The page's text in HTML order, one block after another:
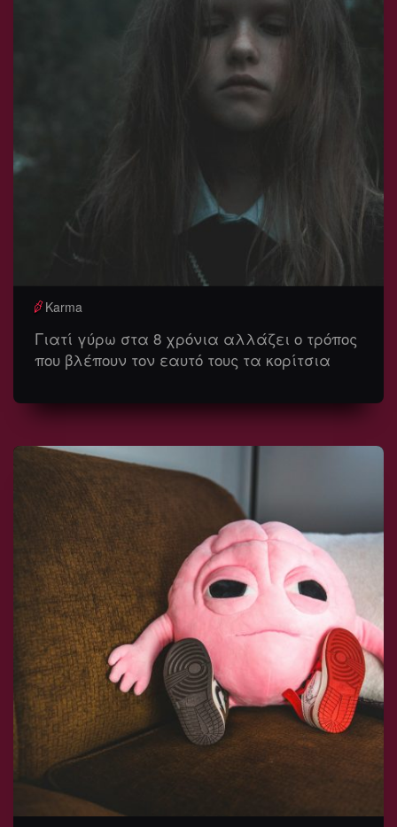
Karma
Γιατί γύρω στα 8 χρόνια αλλάζει ο τρόπος
που βλέπουν τον εαυτό τους τα κορίτσια